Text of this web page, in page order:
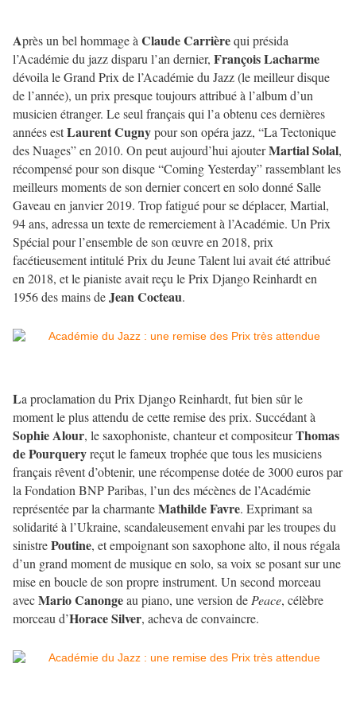
Après un bel hommage à Claude Carrièrequi présida
l’Académie du jazz disparu l’an dernier, François Lacharme
dévoila le Grand Prix de l’Académie du Jazz (le meilleur disque
de l’année), un prix presque toujours attribué à l’album d’un
musicien étranger. Le seul français qui l’a obtenu ces dernières
années estLaurent Cugnypour son opéra jazz, “La Tectonique
des Nuages” en 2010. On peut aujourd’hui ajouterMartial Solal,
récompensé pour son disque “Coming Yesterday” rassemblant les
meilleurs moments de son dernier concert en solo donné Salle
Gaveau en janvier 2019. Trop fatigué pour se déplacer, Martial,
94 ans, adressa un texte de remerciement à l’Académie. Un Prix
Spécial pour l’ensemble de son œuvre en 2018, prix
facétieusement intitulé Prix du Jeune Talent lui avait été attribué
en 2018, et le pianiste avait reçu le Prix Django Reinhardt en
1956 des mains deJean Cocteau.
La proclamation du Prix Django Reinhardt, fut bien sûr le
moment le plus attendu de cette remise des prix. Succédant à
Sophie Alour, le saxophoniste, chanteur et compositeurThomas
de Pourqueryreçut le fameux trophée que tous les musiciens
français rêvent d’obtenir, une récompense dotée de 3000 euros par
la Fondation BNP Paribas, l’un des mécènes de l’Académie
représentée par la charmanteMathilde Favre. Exprimant sa
solidarité à l’Ukraine, scandaleusement envahi par les troupes du
sinistrePoutine, et empoignant son saxophone alto, il nous régala
d’un grand moment de musique en solo, sa voix se posant sur une
mise en boucle de son propre instrument. Un second morceau
avecMario Canongeau piano, une version de Peace, célèbre
morceau d’Horace Silver, acheva de convaincre.